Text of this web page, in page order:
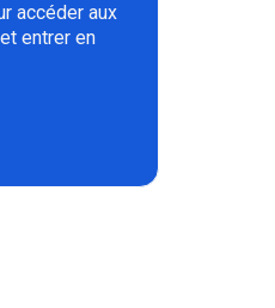
accéder aux
entrer en